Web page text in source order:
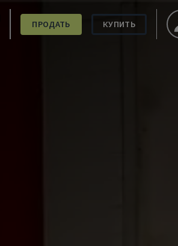
ПРОДАТЬ КУПИТЬ